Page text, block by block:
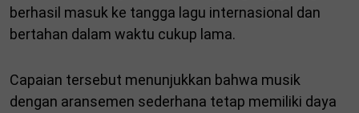
berhasil masuk ke tangga lagu internasional dan
bertahan dalam waktu cukup lama.
Capaian tersebut menunjukkan bahwa musik
dengan aransemen sederhana tetap memiliki daya